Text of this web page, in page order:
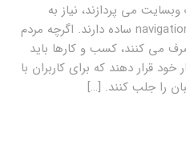
می پردازند، نیاز به
طراحی جذاب، محتوای مرتبط و navigation ساده دارند. اگرچه مردم
می کنند، کسب و کارها باید
قرار دهند که برای کاربران با
را جلب کنند. […]